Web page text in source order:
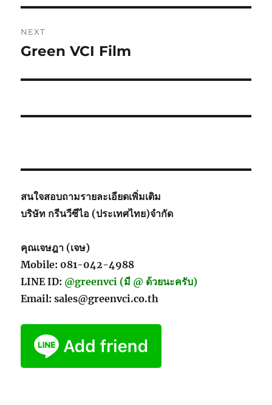
NEXT
Next
Green VCI Film
สนใจสอบถามรายละเอียดเพิ่มเติม
บริษัท กรีนวีซีไอ (ประเทศไทย)จำกัด
คุณเจษฎา (เจษ)
Mobile: 081-042-4988
LINE ID: @greenvci (มี @ ด้วยนะครับ)
Email: sales@greenvci.co.th